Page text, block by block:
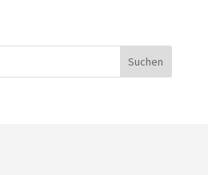
Suchen